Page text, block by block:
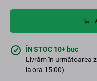
ÎN STOC 10+ buc
Livrăm în următoarea
la ora 15:00)